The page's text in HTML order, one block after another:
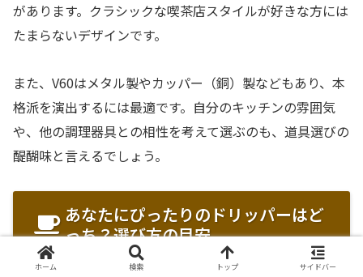
があります。クラシックな喫茶店スタイルが好きな方には
たまらないデザインです。
また、V60はメタル製やカッパー（銅）製などもあり、本
格派を演出するには最適です。自分のキッチンの雰囲気
や、他の調理器具との相性を考えて選ぶのも、道具選びの
醍醐味と言えるでしょう。
あなたにぴったりのドリッパーはど
っち？選び方の目安
ホーム 検索 トップ サイドバー